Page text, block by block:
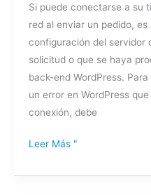
Si puede conectarse a su
red al enviar un pedido,
configuración del servidor
solicitud o que se haya
back-end WordPress.
un error en WordPress
conexión, debe
error
de
red
al
enviar
un
pedido?
Leer Más "